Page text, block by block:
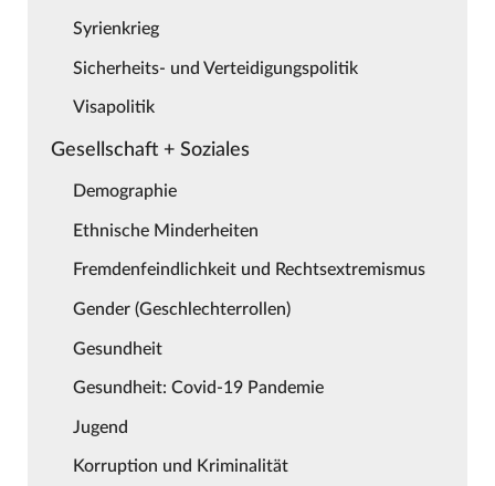
Syrienkrieg
Sicherheits- und Verteidigungspolitik
Visapolitik
Gesellschaft + Soziales
Demographie
Ethnische Minderheiten
Fremdenfeindlichkeit und Rechtsextremismus
Gender (Geschlechterrollen)
Gesundheit
Gesundheit: Covid-19 Pandemie
Jugend
Korruption und Kriminalität